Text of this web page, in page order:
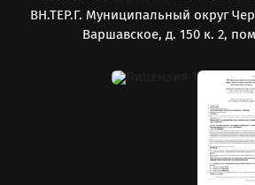
ВН.ТЕР.Г. Муниципальный округ
Варшавское, д. 150 к. 2,